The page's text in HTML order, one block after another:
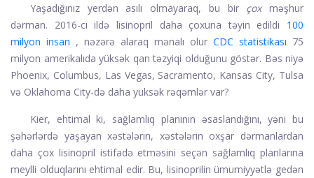
Yaşadığınız yerdən asılı olmayaraq, bu bir çox məşhur
dərman. 2016-cı ildə lisinopril daha çoxuna təyin edildi
100
milyon insan , nəzərə alaraq mənalı olur CDC statistikası 75
milyon amerikalıda yüksək qan təzyiqi olduğunu göstər. Bəs niyə
Phoenix, Columbus, Las Vegas, Sacramento, Kansas City, Tulsa
və Oklahoma City-də daha yüksək rəqəmlər var?
Kier, ehtimal ki, sağlamlıq planının əsaslandığını, yəni bu
şəhərlərdə yaşayan xəstələrin, xəstələrin oxşar dərmanlardan
daha çox lisinopril istifadə etməsini seçən sağlamlıq planlarına
meylli olduqlarını ehtimal edir. Bu, lisinoprilin ümumiyyətlə gedən